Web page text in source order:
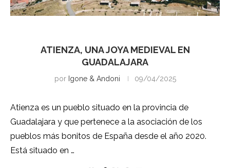
ATIENZA, UNA JOYA MEDIEVAL EN
GUADALAJARA
por Igone & Andoni 09/04/2025
Atienza es un pueblo situado en la provincia de
Guadalajara y que pertenece a la asociación de los
pueblos más bonitos de España desde el año 2020.
Está situado en …